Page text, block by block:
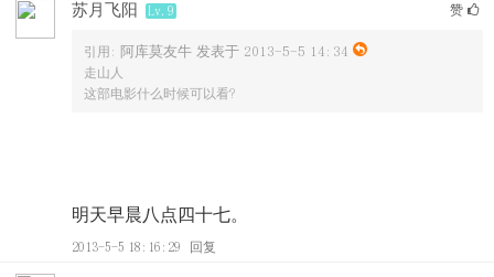
苏月飞阳 Lv.9 赞
引用: 阿库莫友牛 发表于 2013-5-5 14:34
走山人
这部电影什么时候可以看?
明天早晨八点四十七。
2013-5-5 18:16:29 回复